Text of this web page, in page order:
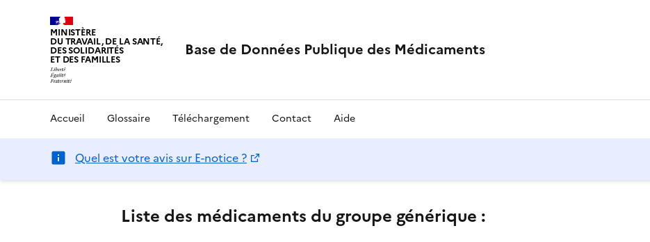
MINISTÈRE
DU TRAVAIL, DE LA SANTÉ,
DES SOLIDARITÉS
ET DES FAMILLES Base de Données Publique des Médicaments
Accueil Glossaire Téléchargement Contact Aide
Quel est votre avis sur E-notice ?
Liste des médicaments du groupe générique :